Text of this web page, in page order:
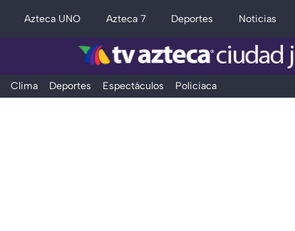
Azteca UNO Azteca 7 Deportes Noticias
Clima Deportes Espectáculos Policiaca